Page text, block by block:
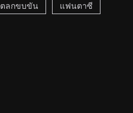
ตลกขบขัน แฟนตาซี